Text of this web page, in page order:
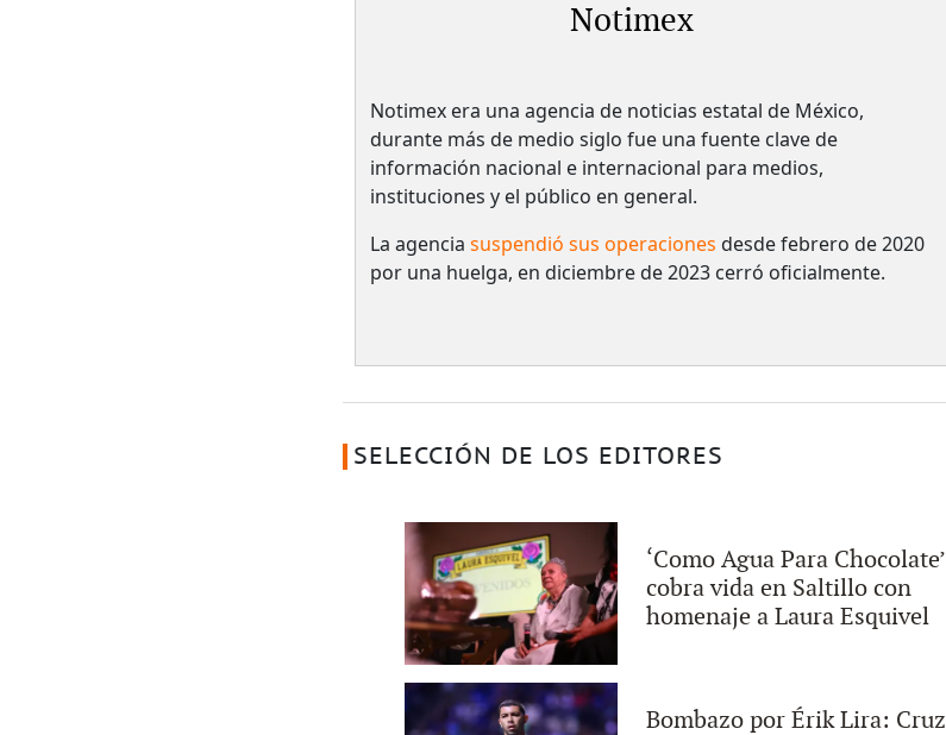
Notimex
Notimex era una agencia de noticias estatal de México,
durante más de medio siglo fue una fuente clave de
información nacional e internacional para medios,
instituciones y el público en general.
La agencia suspendió sus operaciones desde febrero de 2020
por una huelga, en diciembre de 2023 cerró oficialmente.
SELECCIÓN DE LOS EDITORES
‘Como Agua Para Chocolate’
cobra vida en Saltillo con
homenaje a Laura Esquivel
Bombazo por Érik Lira: Cruz